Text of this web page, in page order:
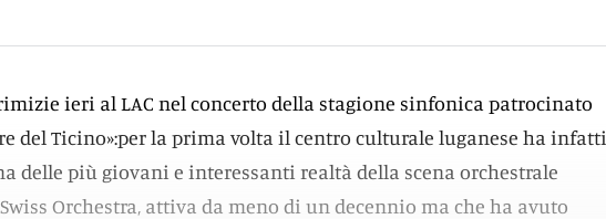
ieri al LAC nel concerto della stagione sinfonica patrocinato
del Ticino»:per la prima volta il centro culturale luganese ha infatti
delle più giovani e interessanti realtà della scena orchestrale
Orchestra, attiva da meno di un decennio ma che ha avuto